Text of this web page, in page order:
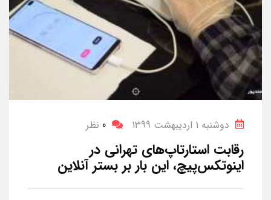
دوشنبه 1 اردیبهشت 1399 0 نظر
رقابت استارتاپ‌های تهرانی در
اینوتکس‌پیچ، این بار بر بستر آنلاین